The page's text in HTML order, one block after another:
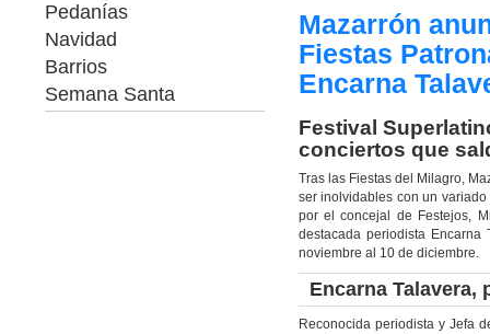
Pedanías
Navidad
Barrios
Semana Santa
Mazarrón
Fiestas
Encarna
Festival
conciertos que
Tras las Fiestas del Milagro,
ser inolvidables con un
por el concejal de Festejos,
destacada periodista
noviembre al 10 de diciembre.
Encarna Talavera,
Reconocida periodista y Jefa